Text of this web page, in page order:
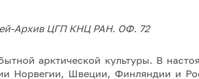
Архив ЦГП КНЦ РАН. ОФ. 72
арктической культуры. В
Норвегии, Швеции, Финляндии и